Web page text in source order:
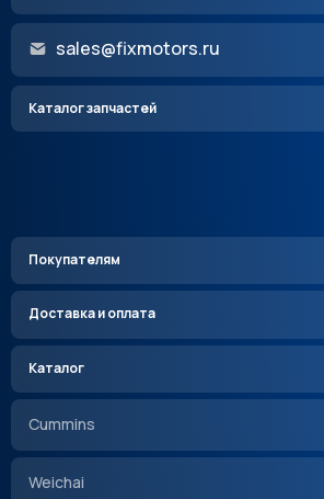
sales@fixmotors.ru
Каталог запчастей
Покупателям
Доставка и оплата
Каталог
Cummins
Weichai